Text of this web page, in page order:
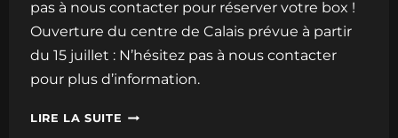
pas à nous contacter pour réserver votre box !
Ouverture du centre de Calais prévue à partir
du 15 juillet : N’hésitez pas à nous contacter
pour plus d’information.
LIRE LA SUITE INSTALLATION